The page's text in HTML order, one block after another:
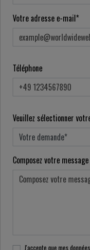
Votre adresse e-mail*
Téléphone
Veuillez sélectionner
Composez votre message
J'accepte que mes